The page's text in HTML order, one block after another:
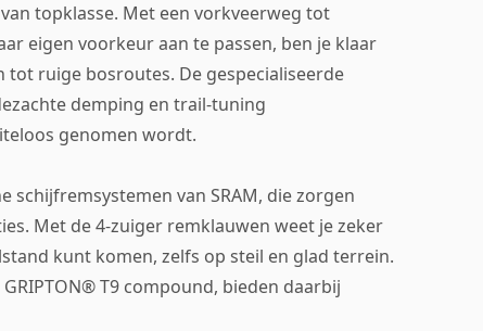
topklasse. Met een vorkveerweg tot
eigen voorkeur aan te passen, ben je klaar
ruige bosroutes. De gespecialiseerde
demping en trail-tuning
genomen wordt.
schijfremsystemen van SRAM, die zorgen
Met de 4-zuiger remklauwen weet je zeker
kunt komen, zelfs op steil en glad terrein.
T9 compound, bieden daarbij